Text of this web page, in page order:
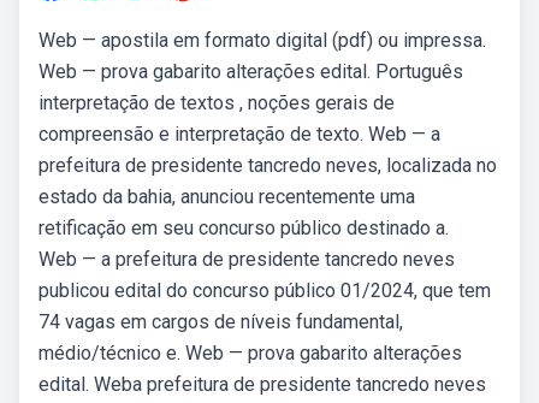
Web — apostila em formato digital (pdf) ou impressa.
Web — prova gabarito alterações edital. Português
interpretação de textos , noções gerais de
compreensão e interpretação de texto. Web — a
prefeitura de presidente tancredo neves, localizada no
estado da bahia, anunciou recentemente uma
retificação em seu concurso público destinado a.
Web — a prefeitura de presidente tancredo neves
publicou edital do concurso público 01/2024, que tem
74 vagas em cargos de níveis fundamental,
médio/técnico e. Web — prova gabarito alterações
edital. Weba prefeitura de presidente tancredo neves